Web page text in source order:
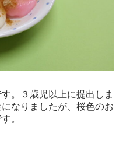
。３歳児以上に提出しま
なりましたが、桜色のお
。